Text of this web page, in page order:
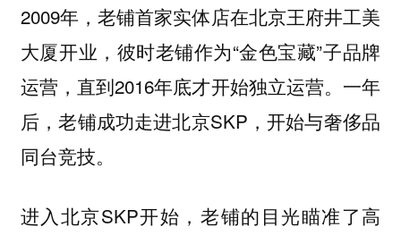
2009年，老铺首家实体店在北京王府井工美
大厦开业，彼时老铺作为“金色宝藏”子品牌
运营，直到2016年底才开始独立运营。一年
后，老铺成功走进北京SKP，开始与奢侈品
同台竞技。
进入北京SKP开始，老铺的目光瞄准了高